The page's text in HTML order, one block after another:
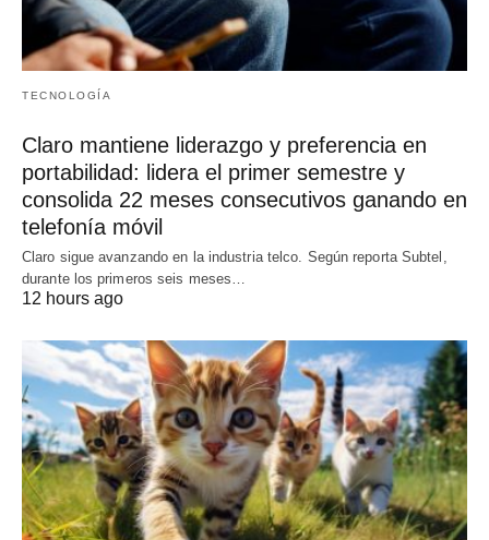
TECNOLOGÍA
Claro mantiene liderazgo y preferencia en
portabilidad: lidera el primer semestre y
consolida 22 meses consecutivos ganando en
telefonía móvil
Claro sigue avanzando en la industria telco. Según reporta Subtel,
durante los primeros seis meses…
12 hours ago